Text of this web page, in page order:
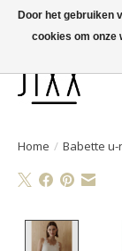
Voor 14.00 uur
Home / Babette u-
Door het gebruiken
cookies om onze